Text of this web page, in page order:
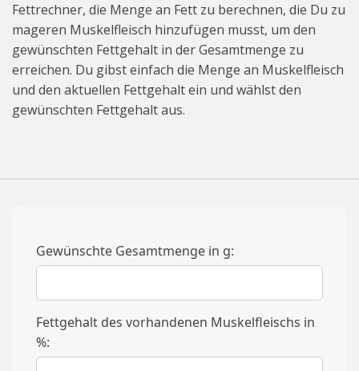
Fettrechner, die Menge an Fett zu berechnen, die Du zu
mageren Muskelfleisch hinzufügen musst, um den
gewünschten Fettgehalt in der Gesamtmenge zu
erreichen. Du gibst einfach die Menge an Muskelfleisch
und den aktuellen Fettgehalt ein und wählst den
gewünschten Fettgehalt aus.
Gewünschte Gesamtmenge in g:
Fettgehalt des vorhandenen Muskelfleischs in
%: